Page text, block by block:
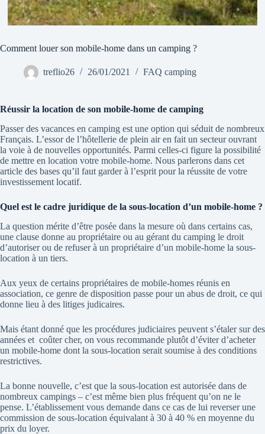
Comment louer son mobile-home dans un camping ?
treflio26 26/01/2021 FAQ camping
Réussir la location de son mobile-home de camping
Passer des vacances en camping est une option qui séduit de nombreux
Français. L’essor de l’hôtellerie de plein air en fait un secteur ouvrant
la voie à de nouvelles opportunités. Parmi celles-ci figure la possibilité
de mettre en location votre mobile-home. Nous parlerons dans cet
article des bases qu’il faut garder à l’esprit pour la réussite de votre
investissement locatif.
Quel est le cadre juridique de la sous-location d’un mobile-home ?
La question mérite d’être posée dans la mesure où dans certains cas,
une clause donne au propriétaire ou au gérant du camping le droit
d’autoriser ou de refuser à un propriétaire d’un mobile-home la sous-
location à un tiers.
Aux yeux de certains propriétaires de mobile-homes réunis en
association, ce genre de disposition passe pour un abus de droit, ce qui
donne lieu à des litiges judicaires.
Mais étant donné que les procédures judiciaires peuvent s’étaler sur des
années et coûter cher, on vous recommande plutôt d’éviter d’acheter
un mobile-home dont la sous-location serait soumise à des conditions
restrictives.
La bonne nouvelle, c’est que la sous-location est autorisée dans de
nombreux campings – c’est même bien plus fréquent qu’on ne le
pense. L’établissement vous demande dans ce cas de lui reverser une
commission de sous-location équivalant à 30 à 40 % en moyenne du
prix du loyer.